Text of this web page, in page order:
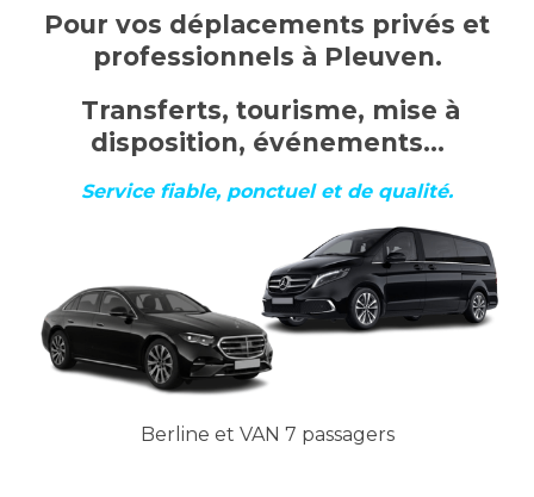
Pour vos déplacements privés et
professionnels à Pleuven.
Transferts, tourisme, mise à
disposition, événements…
Service fiable, ponctuel et de qualité.
Berline et VAN 7 passagers